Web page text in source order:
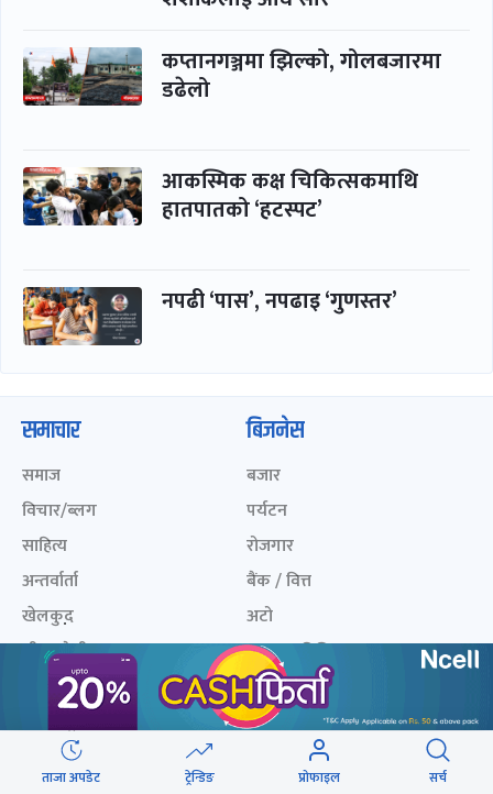
कप्तानगञ्जमा झिल्को, गोलबजारमा
डढेलो
आकस्मिक कक्ष चिकित्सकमाथि
हातपातको ‘हटस्पट’
नपढी ‘पास’, नपढाइ ‘गुणस्तर’
ताजा अपडेट ट्रेन्डिङ प्रोफाइल सर्च
समाचार
समाज
विचार/ब्लग
साहित्य
अन्तर्वार्ता
खेलकुद़़
जीवनशैली/स्वास्थ्य
प्रवास
बिजनेस
बजार
पर्यटन
रोजगार
बैंक / वित्त
अटो
सूचना-प्रविधि
खेलकुद लाईभ अनलाइनखबर सूची